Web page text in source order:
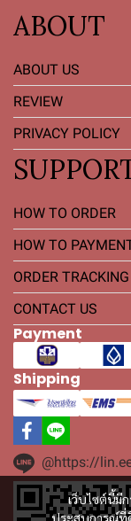
เว็บไซต์นี้มี
ประสบการณ์ที่
ABOUT
ABOUT US
REVIEW
PRIVACY POLICY
HOW TO ORDER
HOW TO
ORDER TRACKING
CONTACT US
Payment
Shipping
@https://